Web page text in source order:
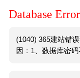
Database Error
(1040) 365建站错
因：1、数据库密码